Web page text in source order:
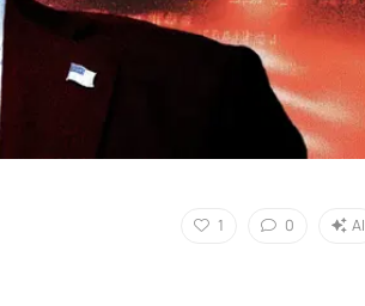
1 0 AI